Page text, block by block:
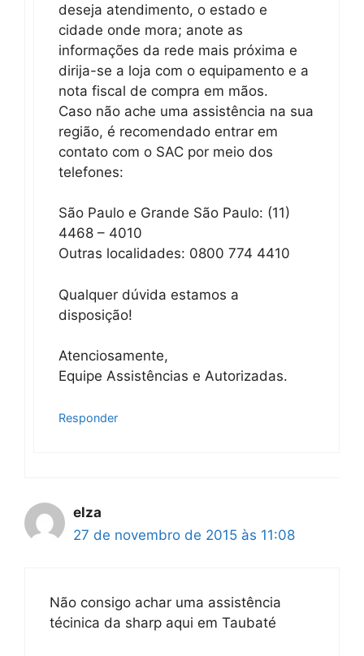
deseja atendimento, o estado e
cidade onde mora; anote as
informações da rede mais próxima e
dirija-se a loja com o equipamento e a
nota fiscal de compra em mãos.
Caso não ache uma assistência na sua
região, é recomendado entrar em
contato com o SAC por meio dos
telefones:
São Paulo e Grande São Paulo: (11)
4468 – 4010
Outras localidades: 0800 774 4410
Qualquer dúvida estamos a
disposição!
Atenciosamente,
Equipe Assistências e Autorizadas.
Responder
elza
27 de novembro de 2015 às 11:08
Não consigo achar uma assistência
técinica da sharp aqui em Taubaté